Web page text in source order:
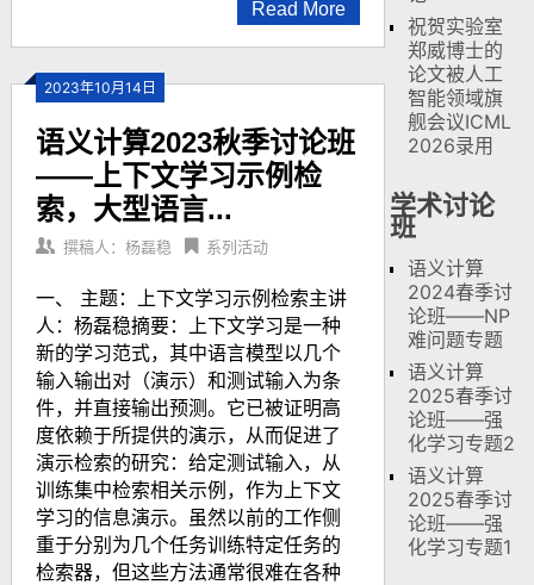
Read More
2023年10月14日
语义计算2023秋季讨论班
——上下文学习示例检
索，大型语言...
撰稿人：杨磊稳 系列活动
一、 主题：上下文学习示例检索主讲
人：杨磊稳摘要：上下文学习是一种
新的学习范式，其中语言模型以几个
输入输出对（演示）和测试输入为条
件，并直接输出预测。它已被证明高
度依赖于所提供的演示，从而促进了
演示检索的研究：给定测试输入，从
训练集中检索相关示例，作为上下文
学习的信息演示。虽然以前的工作侧
重于分别为几个任务训练特定任务的
检索器，但这些方法通常很难在各种
祝贺实验室
郑威博士的
论文被人工
智能领域旗
舰会议ICML
2026录用
学术讨论
班
语义计算
2024春季讨
论班——NP
难问题专题
语义计算
2025春季讨
论班——强
化学习专题2
语义计算
2025春季讨
论班——强
化学习专题1